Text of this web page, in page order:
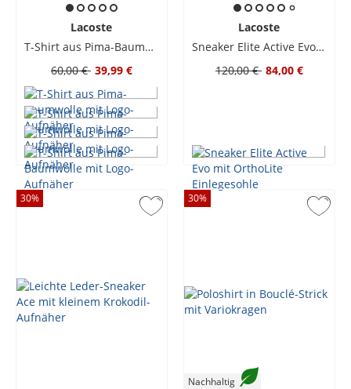
Lacoste
T-Shirt aus Pima-Baumwolle mit Logo-Aufnäher
60,00 € 39,99 €
Lacoste
Sneaker Elite Active Evo mit OrthoLite Einlegesohle
120,00 € 84,00 €
30% 30%
Nachhaltig